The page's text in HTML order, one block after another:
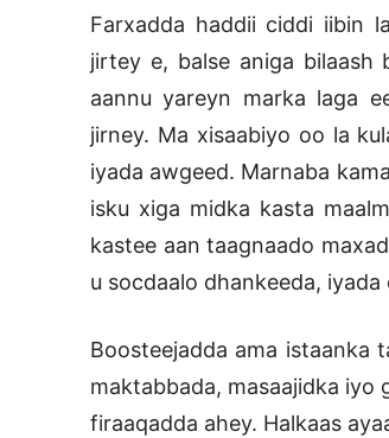
Farxadda haddii ciddi iibin
jirtey e, balse aniga bilaash
aannu yareyn marka laga
jirney. Ma xisaabiyo oo la
iyada awgeed. Marnaba
isku xiga midka kasta
kastee aan taagnaado
u socdaalo dhankeeda,
Boosteejadda ama istaanka
maktabbada, masaajidka iyo
firaaqadda ahey. Halkaas